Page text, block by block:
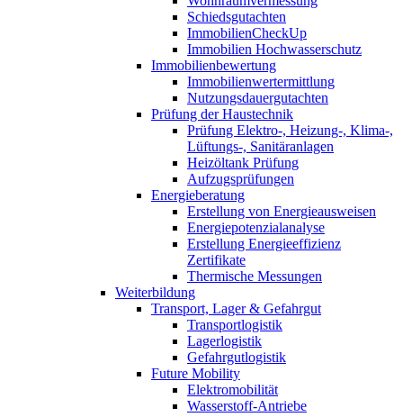
Schiedsgutachten
ImmobilienCheckUp
Immobilien Hochwasserschutz
Immobilienbewertung
Immobilienwertermittlung
Nutzungsdauergutachten
Prüfung der Haustechnik
Prüfung Elektro-, Heizung-, Klima-,
Lüftungs-, Sanitäranlagen
Heizöltank Prüfung
Aufzugsprüfungen
Energieberatung
Erstellung von Energieausweisen
Energiepotenzialanalyse
Erstellung Energieeffizienz
Zertifikate
Thermische Messungen
Weiterbildung
Transport, Lager & Gefahrgut
Transportlogistik
Lagerlogistik
Gefahrgutlogistik
Future Mobility
Elektromobilität
Wasserstoff-Antriebe